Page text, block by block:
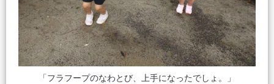
「フラフープのなわとび、上手になったでしょ。」